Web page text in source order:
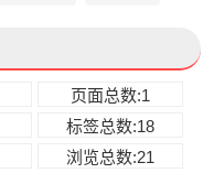
页面总数:1
标签总数:18
浏览总数:21